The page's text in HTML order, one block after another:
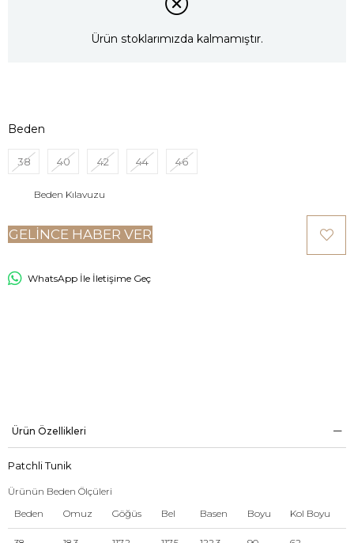
Ürün stoklarımızda kalmamıştır.
Beden
38 40 42 44 46
Beden Kılavuzu
GELINCE HABER VER
WhatsApp İle İletişime Geç
Ürün Özellikleri
Patchli Tunik
Ürünün Beden Ölçüleri
Beden
Omuz Göğüs Bel Basen Boyu Kol Boyu